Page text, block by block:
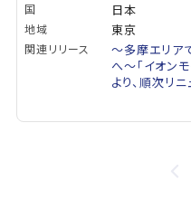
国 日本
地域 東京
関連リリース
～多摩エリア
へ～「イオン
より、順次リ